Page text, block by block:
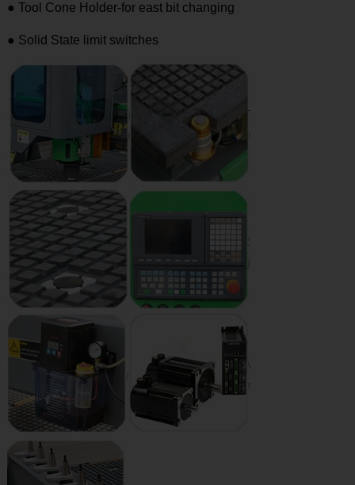
● Tool Cone Holder-for east bit changing
● Solid State limit switches